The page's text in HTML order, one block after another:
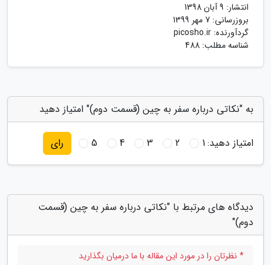
انتشار: 9 آبان 1398
بروزرسانی: 7 مهر 1399
گردآورنده: picosho.ir
شناسه مطلب: 488
به "نکاتی درباره سفر به چین (قسمت دوم)" امتیاز دهید
امتیاز دهید:1
2
3
4
5 رای
دیدگاه های مرتبط با "نکاتی درباره سفر به چین (قسمت
دوم)"
* نظرتان را در مورد این مقاله با ما درمیان بگذارید